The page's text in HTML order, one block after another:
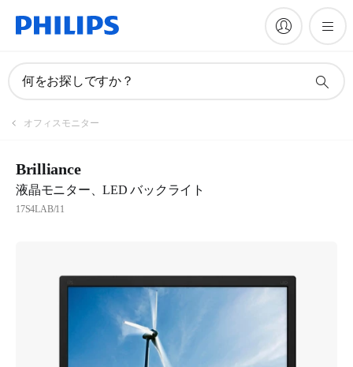
何をお探しですか？
オフィスモニター
Brilliance
液晶モニター、LED バックライト
17S4LAB/11